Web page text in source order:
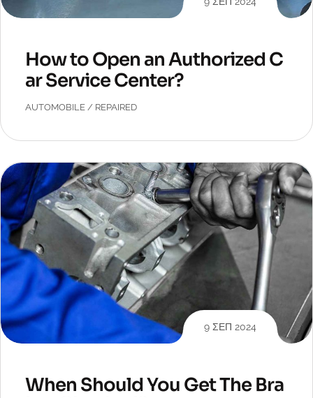
How to Open an Authorized C
ar Service Center?
AUTOMOBILE / REPAIRED
9 ΣΕΠ 2024
When Should You Get The Bra